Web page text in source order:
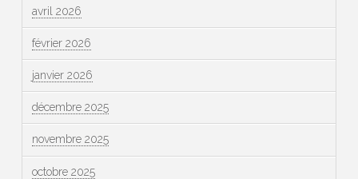
avril 2026
février 2026
janvier 2026
décembre 2025
novembre 2025
octobre 2025